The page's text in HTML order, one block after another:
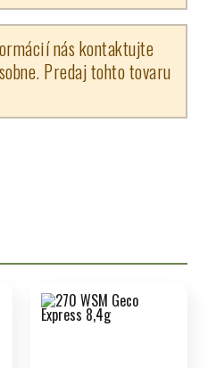
nás kontaktujte
Predaj tohto tovaru